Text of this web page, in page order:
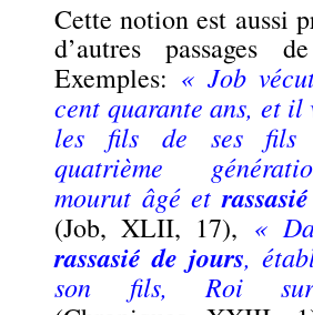
Cette notion est aussi
d’autres passages
Exemples: « Job
cent quarante ans, et il
les fils de ses fils
quatrième
mourut âgé et
(Job, XLII, 17), «
rassasié de jours,
son fils, Roi